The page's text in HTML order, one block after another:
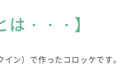
は・・・】
ン）で作ったコロッケです。